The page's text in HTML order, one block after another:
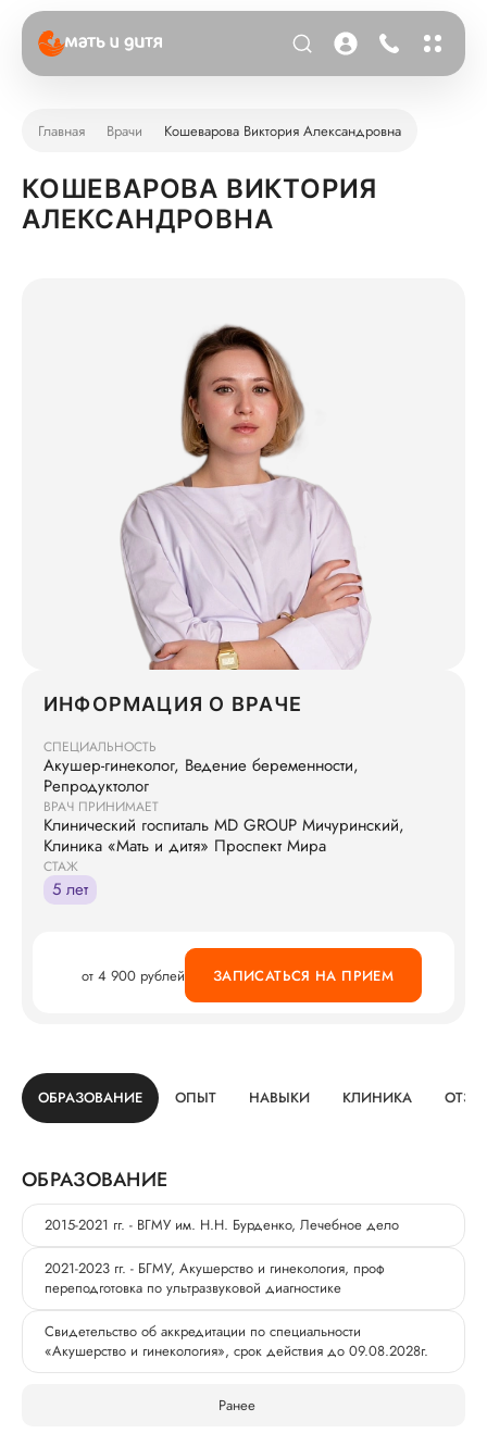
Главная Врачи Кошеварова Виктория Александровна
КОШЕВАРОВА ВИКТОРИЯ
АЛЕКСАНДРОВНА
ИНФОРМАЦИЯ О ВРАЧЕ
СПЕЦИАЛЬНОСТЬ
Акушер-гинеколог, Ведение беременности,
Репродуктолог
ВРАЧ ПРИНИМАЕТ
Клинический госпиталь MD GROUP Мичуринский,
Клиника «Мать и дитя» Проспект Мира
СТАЖ
5 лет
от 4 900 рублей ЗАПИСАТЬСЯ НА ПРИЕМ
ОБРАЗОВАНИЕ ОПЫТ НАВЫКИ КЛИНИКА
ОБРАЗОВАНИЕ
2015-2021 гг. - ВГМУ им. Н.Н. Бурденко, Лечебное дело
2021-2023 гг. - БГМУ, Акушерство и гинекология, проф
переподготовка по ультразвуковой диагностике
Свидетельство об аккредитации по специальности
«Акушерство и гинекология», срок действия до 09.08.2028г.
Ранее